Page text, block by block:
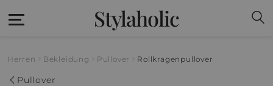
Stylaholic
Herren Bekleidung Pullover Rollkragenpullover
Pullover